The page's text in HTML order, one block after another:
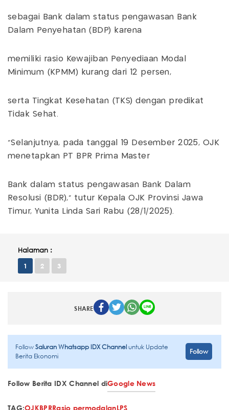
sebagai Bank dalam status pengawasan Bank
Dalam Penyehatan (BDP) karena
memiliki rasio Kewajiban Penyediaan Modal
Minimum (KPMM) kurang dari 12 persen,
serta Tingkat Kesehatan (TKS) dengan predikat
Tidak Sehat.
"Selanjutnya, pada tanggal 19 Desember 2025, OJK
menetapkan PT BPR Prima Master
Bank dalam status pengawasan Bank Dalam
Resolusi (BDR)," tutur Kepala OJK Provinsi Jawa
Timur, Yunita Linda Sari Rabu (28/1/2025).
Halaman :
1 2 3
SHARE
FollowSaluran Whatsapp IDX Channeluntuk Update
Berita Ekonomi
Follow
Follow Berita IDX Channel diGoogle News
TAG:OJKBPRRasio permodalanLPS